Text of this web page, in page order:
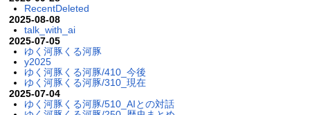
RecentDeleted
2025-08-08
talk_with_ai
2025-07-05
ゆく河豚くる河豚
y2025
ゆく河豚くる河豚/410_今後
ゆく河豚くる河豚/310_現在
2025-07-04
ゆく河豚くる河豚/510_AIとの対話